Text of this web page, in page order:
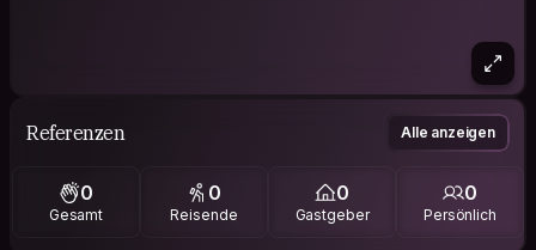
Referenzen Alle anzeigen
0
Gesamt
0
Reisende
0
Gastgeber
0
Persönlich